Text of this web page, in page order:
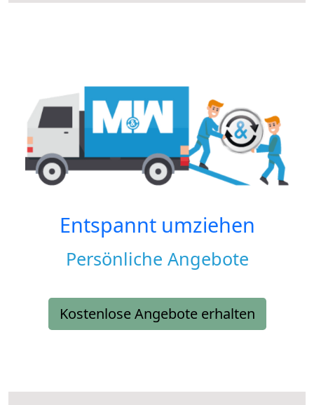
Entspannt umziehen
Persönliche Angebote
Kostenlose Angebote erhalten